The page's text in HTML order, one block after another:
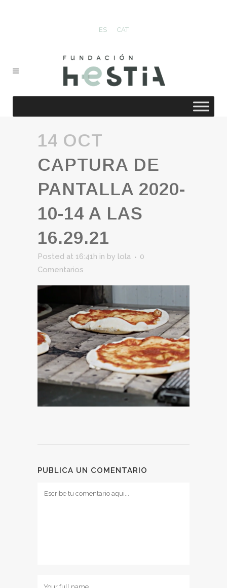
ES CAT
14 OCT
CAPTURA DE
PANTALLA 2020-
10-14 A LAS
16.29.21
Posted at 16:41h in by lola
0
Comentarios
PUBLICA UN COMENTARIO